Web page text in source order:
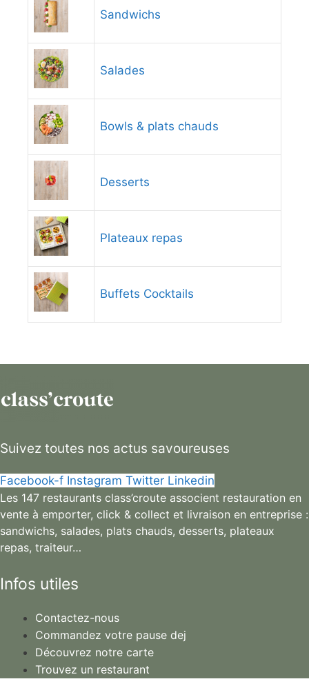
Sandwichs
Salades
Bowls & plats chauds
Desserts
Plateaux repas
Buffets Cocktails
Suivez toutes nos actus savoureuses
Facebook-f Instagram Twitter Linkedin
Les 147 restaurants class’croute associent restauration en
vente à emporter, click & collect et livraison en entreprise :
sandwichs, salades, plats chauds, desserts, plateaux
repas, traiteur…
Infos utiles
Contactez-nous
Commandez votre pause dej
Découvrez notre carte
Trouvez un restaurant